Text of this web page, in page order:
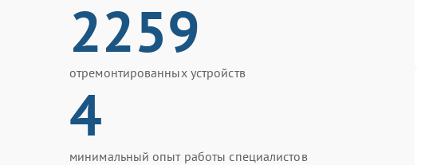
2259
отремонтированных устройств
4
минимальный опыт работы специалистов